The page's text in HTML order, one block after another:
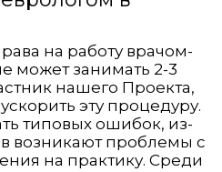
на работу врачом-
может занимать 2-3
нашего Проекта,
эту процедуру.
типовых ошибок, из-
возникают проблемы с
на практику. Среди